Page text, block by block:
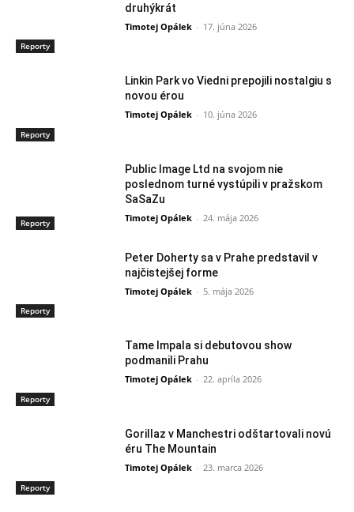
Reporty
druhýkrát
Timotej Opálek - 17. júna 2026
Reporty
Linkin Park vo Viedni prepojili nostalgiu s
novou érou
Timotej Opálek - 10. júna 2026
Reporty
Public Image Ltd na svojom nie
poslednom turné vystúpili v pražskom
SaSaZu
Timotej Opálek - 24. mája 2026
Reporty
Peter Doherty sa v Prahe predstavil v
najčistejšej forme
Timotej Opálek - 5. mája 2026
Reporty
Tame Impala si debutovou show
podmanili Prahu
Timotej Opálek - 22. apríla 2026
Reporty
Gorillaz v Manchestri odštartovali novú
éru The Mountain
Timotej Opálek - 23. marca 2026